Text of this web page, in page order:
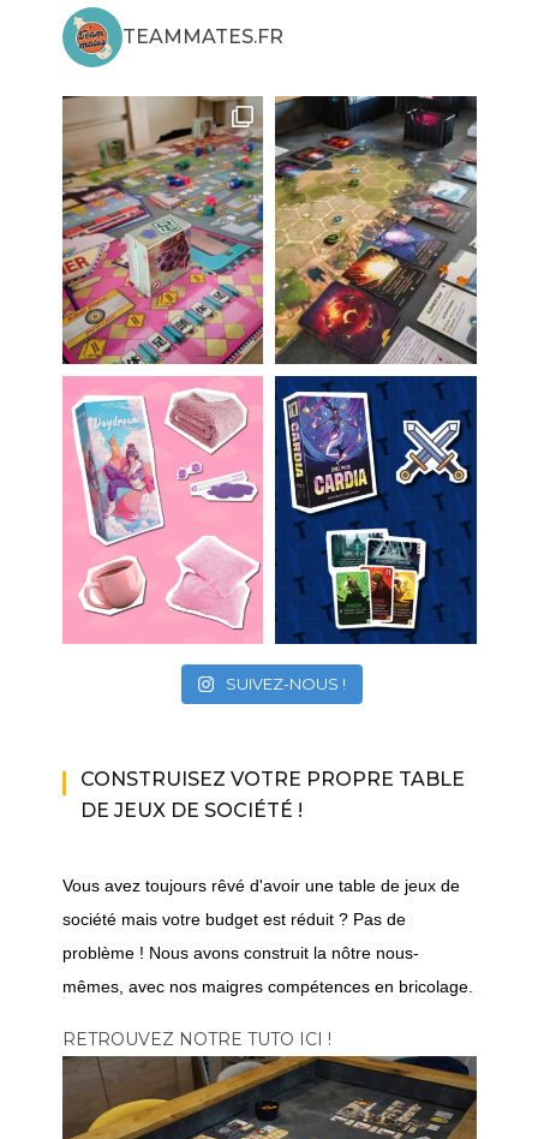
TEAMMATES.FR
SUIVEZ-NOUS !
CONSTRUISEZ VOTRE PROPRE TABLE
DE JEUX DE SOCIÉTÉ !
Vous avez toujours rêvé d'avoir une table de jeux de
société mais votre budget est réduit ? Pas de
problème ! Nous avons construit la nôtre nous-
mêmes, avec nos maigres compétences en bricolage.
RETROUVEZ NOTRE TUTO ICI !